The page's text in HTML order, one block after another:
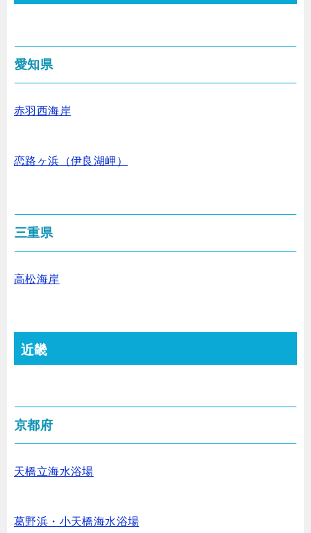
愛知県
赤羽西海岸
恋路ヶ浜（伊良湖岬）
三重県
高松海岸
近畿
京都府
天橋立海水浴場
葛野浜・小天橋海水浴場